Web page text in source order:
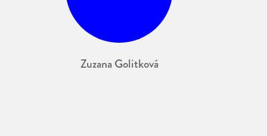
Zuzana Golitková